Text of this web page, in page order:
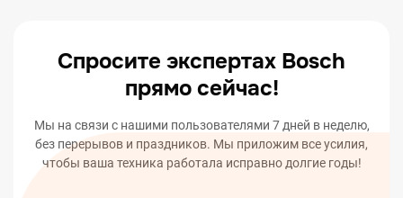
Спросите экспертах Bosch
прямо сейчас!
Мы на связи с нашими пользователями 7 дней в неделю,
без перерывов и праздников. Мы приложим все усилия,
чтобы ваша техника работала исправно долгие годы!